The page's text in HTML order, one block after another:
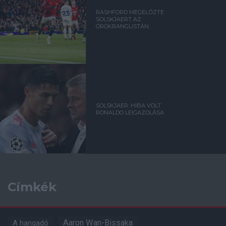
RASHFORD MEGELŐZTE
SOLSKJAERT AZ
ÖRÖKRANGLISTÁN
SOLSKJAER: HIBA VOLT
RONALDO LEIGAZOLÁSA
Címkék
A hangadó Aaron Wan-Bissaka